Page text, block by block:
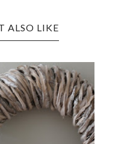
ALSO LIKE